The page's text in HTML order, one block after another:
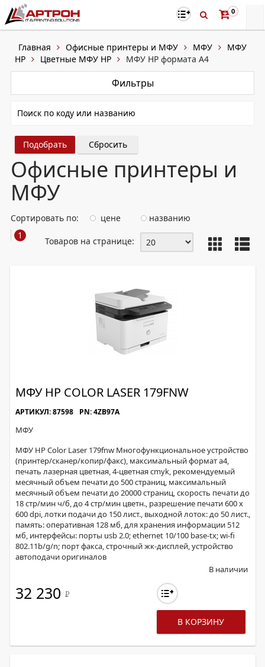
0
Главная Офисные принтеры и МФУ МФУ
МФУ
HP
Цветные МФУ HP МФУ HP формата А4
Фильтры
Сбросить
Офисные принтеры и
МФУ
Сортировать по: цене
названию
1
Товаров на странице:
МФУ HP COLOR LASER 179FNW
АРТИКУЛ: 87598 PN: 4ZB97A
МФУ
МФУ HP Color Laser 179fnw Многофункциональное устройство
(принтер/сканер/копир/факс), максимальный формат a4,
печать лазерная цветная, 4-цветная cmyk, рекомендуемый
месячный объем печати до 500 страниц, максимальный
месячный объем печати до 20000 страниц, скорость печати до
18 стр/мин ч/б, до 4 стр/мин цветн., разрешение печати 600 x
600 dpi, лотки подачи до 150 лист., выходной лоток: до 50 лист.,
память: оперативная 128 мб, для хранения информации 512
мб, интерфейсы: порты usb 2.0; ethernet 10/100 base-tx; wi-fi
802.11b/g/n; порт факса, строчный жк-дисплей, устройство
автоподачи оригиналов
В наличии
32 230 Р
В КОРЗИНУ